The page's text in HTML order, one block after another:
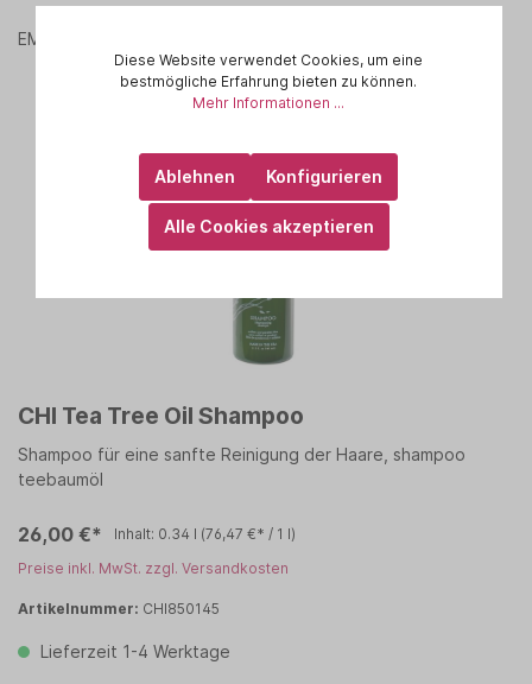
EMPFEHLUNG FÜR ...
CHI Tea Tree Oil Shampoo
Shampoo für eine sanfte Reinigung der Haare, shampoo
teebaumöl
26,00 €* Inhalt: 0.34 l (76,47 €* / 1 l)
Preise inkl. MwSt. zzgl. Versandkosten
Artikelnummer: CHI850145
Lieferzeit 1-4 Werktage
Diese Website verwendet Cookies, um eine
bestmögliche Erfahrung bieten zu können.
Mehr Informationen ...
Ablehnen Konfigurieren
Alle Cookies akzeptieren